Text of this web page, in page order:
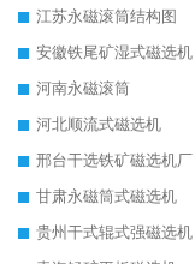
江苏永磁滚筒结构图
安徽铁尾矿湿式磁选机
河南永磁滚筒
河北顺流式磁选机
邢台干选铁矿磁选机厂
甘肃永磁筒式磁选机
贵州干式辊式强磁选机